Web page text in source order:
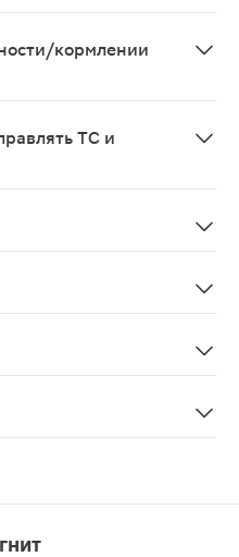
кормлении
ТС и